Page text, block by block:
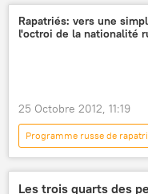
Saint-Pétersbourg
4e Congrès mondial des
Rapatriés: vers une
l'octroi de la nationalité
25 Octobre 2012, 11:19
Programme russe de
International
citoyenneté
Les trois quarts des